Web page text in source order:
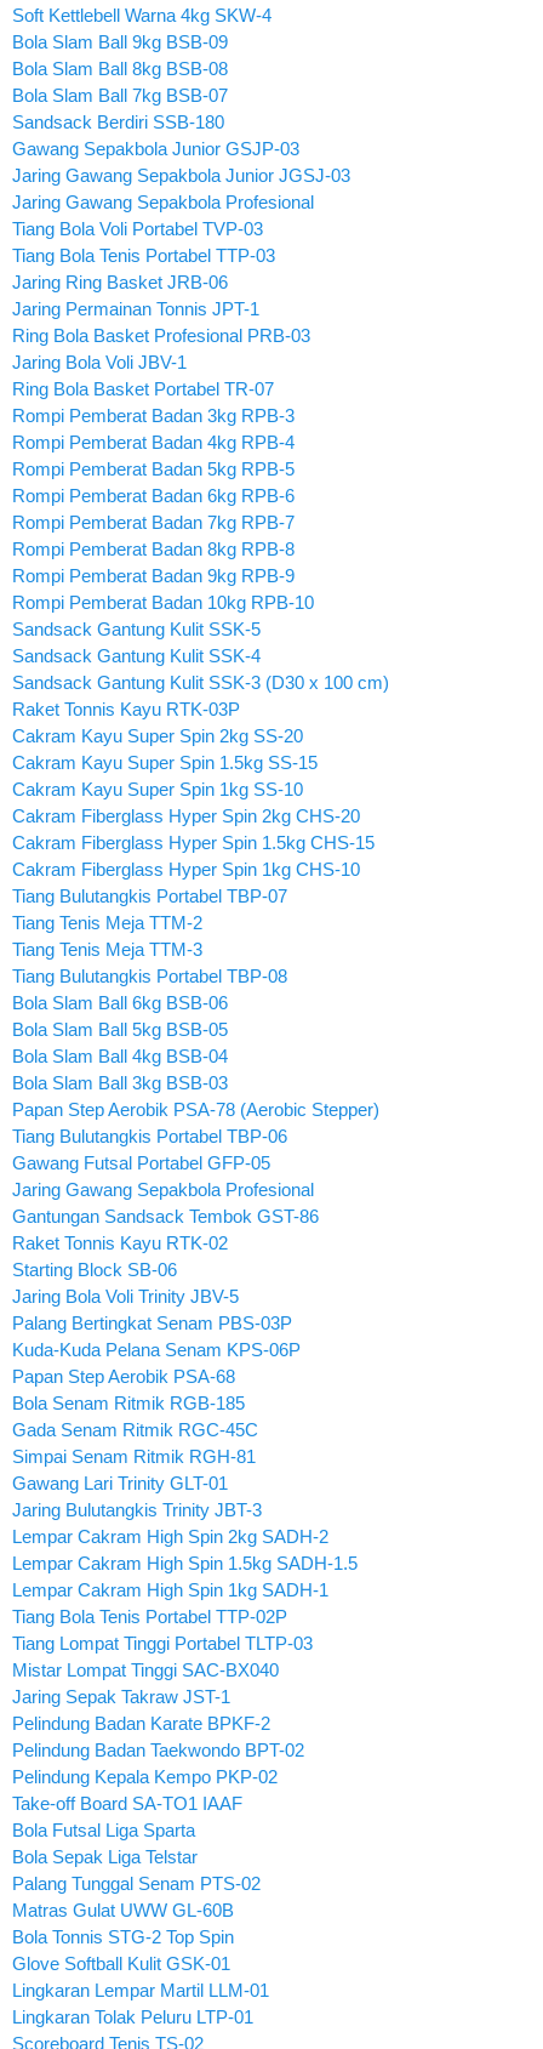
Soft Kettlebell Warna 4kg SKW-4
Bola Slam Ball 9kg BSB-09
Bola Slam Ball 8kg BSB-08
Bola Slam Ball 7kg BSB-07
Sandsack Berdiri SSB-180
Gawang Sepakbola Junior GSJP-03
Jaring Gawang Sepakbola Junior JGSJ-03
Jaring Gawang Sepakbola Profesional
Tiang Bola Voli Portabel TVP-03
Tiang Bola Tenis Portabel TTP-03
Jaring Ring Basket JRB-06
Jaring Permainan Tonnis JPT-1
Ring Bola Basket Profesional PRB-03
Jaring Bola Voli JBV-1
Ring Bola Basket Portabel TR-07
Rompi Pemberat Badan 3kg RPB-3
Rompi Pemberat Badan 4kg RPB-4
Rompi Pemberat Badan 5kg RPB-5
Rompi Pemberat Badan 6kg RPB-6
Rompi Pemberat Badan 7kg RPB-7
Rompi Pemberat Badan 8kg RPB-8
Rompi Pemberat Badan 9kg RPB-9
Rompi Pemberat Badan 10kg RPB-10
Sandsack Gantung Kulit SSK-5
Sandsack Gantung Kulit SSK-4
Sandsack Gantung Kulit SSK-3 (D30 x 100 cm)
Raket Tonnis Kayu RTK-03P
Cakram Kayu Super Spin 2kg SS-20
Cakram Kayu Super Spin 1.5kg SS-15
Cakram Kayu Super Spin 1kg SS-10
Cakram Fiberglass Hyper Spin 2kg CHS-20
Cakram Fiberglass Hyper Spin 1.5kg CHS-15
Cakram Fiberglass Hyper Spin 1kg CHS-10
Tiang Bulutangkis Portabel TBP-07
Tiang Tenis Meja TTM-2
Tiang Tenis Meja TTM-3
Tiang Bulutangkis Portabel TBP-08
Bola Slam Ball 6kg BSB-06
Bola Slam Ball 5kg BSB-05
Bola Slam Ball 4kg BSB-04
Bola Slam Ball 3kg BSB-03
Papan Step Aerobik PSA-78 (Aerobic Stepper)
Tiang Bulutangkis Portabel TBP-06
Gawang Futsal Portabel GFP-05
Jaring Gawang Sepakbola Profesional
Gantungan Sandsack Tembok GST-86
Raket Tonnis Kayu RTK-02
Starting Block SB-06
Jaring Bola Voli Trinity JBV-5
Palang Bertingkat Senam PBS-03P
Kuda-Kuda Pelana Senam KPS-06P
Papan Step Aerobik PSA-68
Bola Senam Ritmik RGB-185
Gada Senam Ritmik RGC-45C
Simpai Senam Ritmik RGH-81
Gawang Lari Trinity GLT-01
Jaring Bulutangkis Trinity JBT-3
Lempar Cakram High Spin 2kg SADH-2
Lempar Cakram High Spin 1.5kg SADH-1.5
Lempar Cakram High Spin 1kg SADH-1
Tiang Bola Tenis Portabel TTP-02P
Tiang Lompat Tinggi Portabel TLTP-03
Mistar Lompat Tinggi SAC-BX040
Jaring Sepak Takraw JST-1
Pelindung Badan Karate BPKF-2
Pelindung Badan Taekwondo BPT-02
Pelindung Kepala Kempo PKP-02
Take-off Board SA-TO1 IAAF
Bola Futsal Liga Sparta
Bola Sepak Liga Telstar
Palang Tunggal Senam PTS-02
Matras Gulat UWW GL-60B
Bola Tonnis STG-2 Top Spin
Glove Softball Kulit GSK-01
Lingkaran Lempar Martil LLM-01
Lingkaran Tolak Peluru LTP-01
Scoreboard Tenis TS-02